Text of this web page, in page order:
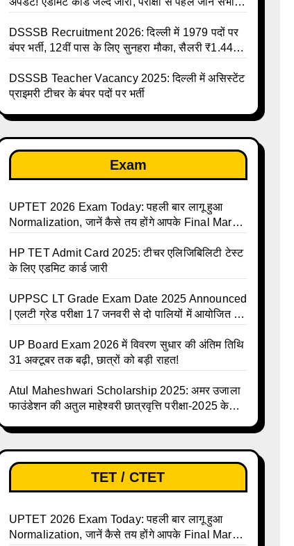
DSSSB Recruitment 2026: दिल्ली में 1979 पदों पर
बंपर भर्ती, 12वीं पास के लिए सुनहरा मौका, सैलरी ₹1.44
DSSSB Teacher Vacancy 2025: दिल्ली में असिस्टेंट
प्राइमरी टीचर के बंपर पदों पर भर्ती
Exam
UPTET 2026 Exam Today: पहली बार लागू हुआ
Normalization, जानें कैसे तय होंगे आपके Final Marks
HP TET Admit Card 2025: टीचर एलिजिबिलिटी टेस्ट
के लिए एडमिट कार्ड जारी
UPPSC LT Grade Exam Date 2025 Announced
| एलटी ग्रेड परीक्षा 17 जनवरी से दो पालियों में आयोजित –
UP Board Exam 2026 में विवरण सुधार की अंतिम तिथि
31 अक्टूबर तक बढ़ी, छात्रों को बड़ी राहत!
Atul Maheshwari Scholarship 2025: अमर उजाला
फाउंडेशन की अतुल माहेश्वरी छात्रवृत्ति परीक्षा-2025 के
TET / CTET
UPTET 2026 Exam Today: पहली बार लागू हुआ
Normalization, जानें कैसे तय होंगे आपके Final Marks